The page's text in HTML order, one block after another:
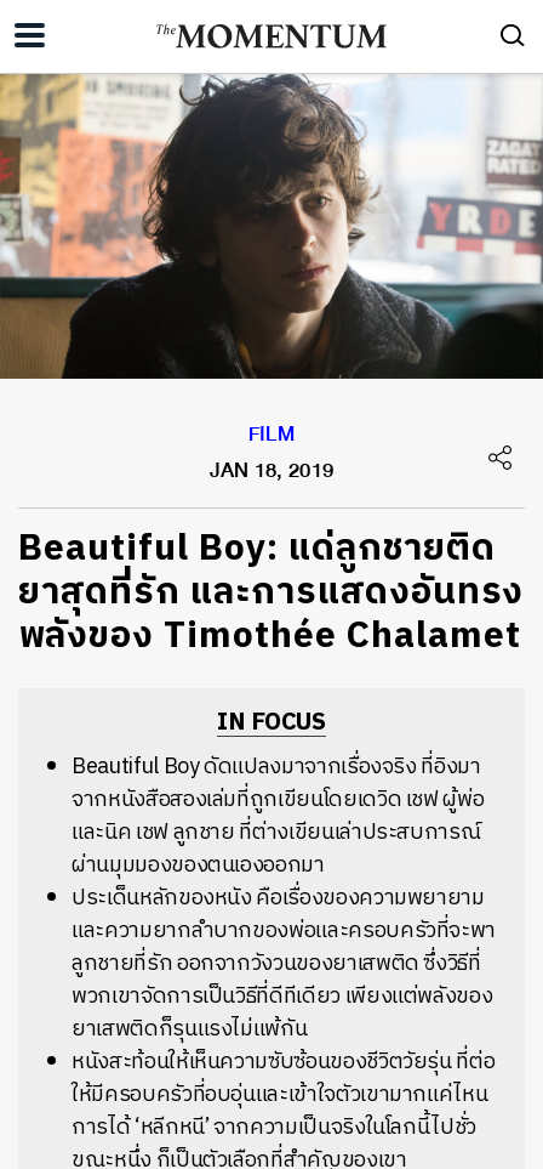
FILM
JAN 18, 2019
Beautiful Boy: แด่ลูกชายติด
ยาสุดที่รัก และการแสดงอันทรง
พลังของ Timothée Chalamet
IN FOCUS
Beautiful Boy ดัดแปลงมาจากเรื่องจริง ที่อิงมา
จากหนังสือสองเล่มที่ถูกเขียนโดยเดวิด เชฟ ผู้พ่อ
และนิค เชฟ ลูกชาย ที่ต่างเขียนเล่าประสบการณ์
ผ่านมุมมองของตนเองออกมา
ประเด็นหลักของหนัง คือเรื่องของความพยายาม
และความยากลำบากของพ่อและครอบครัวที่จะพา
ลูกชายที่รัก ออกจากวังวนของยาเสพติด ซึ่งวิธีที่
พวกเขาจัดการเป็นวิธีที่ดีทีเดียว เพียงแต่พลังของ
ยาเสพติดก็รุนแรงไม่แพ้กัน
หนังสะท้อนให้เห็นความซับซ้อนของชีวิตวัยรุ่น ที่ต่อ
ให้มีครอบครัวที่อบอุ่นและเข้าใจตัวเขามากแค่ไหน
การได้ ‘หลีกหนี’ จากความเป็นจริงในโลกนี้ไปชั่ว
ขณะหนึ่ง ก็เป็นตัวเลือกที่สำคัญของเขา